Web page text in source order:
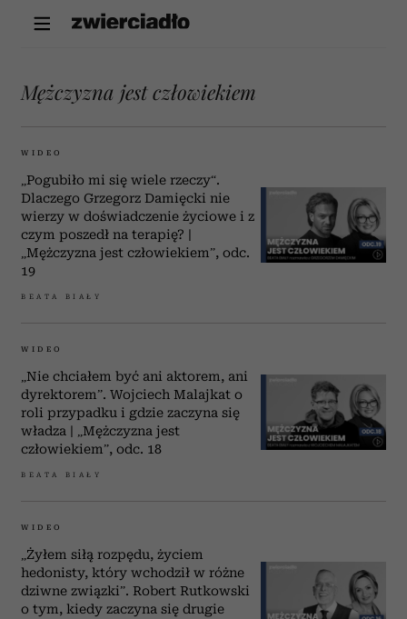
Mężczyzna jest człowiekiem
WIDEO
„Pogubiło mi się wiele rzeczy“.
Dlaczego Grzegorz Damięcki nie
wierzy w doświadczenie życiowe i z
czym poszedł na terapię? |
„Mężczyzna jest człowiekiem”, odc.
19
BEATA BIAŁY
WIDEO
„Nie chciałem być ani aktorem, ani
dyrektorem”. Wojciech Malajkat o
roli przypadku i gdzie zaczyna się
władza | „Mężczyzna jest
człowiekiem”, odc. 18
BEATA BIAŁY
WIDEO
„Żyłem siłą rozpędu, życiem
hedonisty, który wchodził w różne
dziwne związki”. Robert Rutkowski
o tym, kiedy zaczyna się drugie